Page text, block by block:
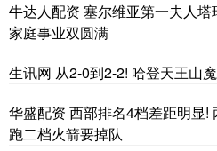
牛达人配资 塞尔维亚第一夫人塔
家庭事业双圆满
生讯网 从2-0到2-2! 哈登天王山
华盛配资 西部排名4档差距明显!
跑二档火箭要掉队